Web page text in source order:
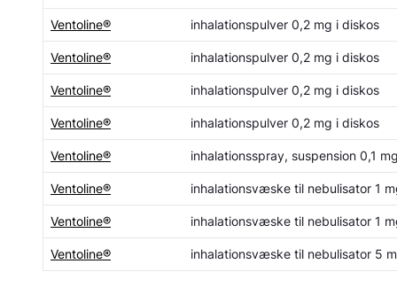
Ventoline® inhalationspulver 0,2 mg i diskos
Ventoline® inhalationspulver 0,2 mg i diskos
Ventoline® inhalationspulver 0,2 mg i diskos
Ventoline® inhalationspulver 0,2 mg i diskos
Ventoline® inhalationsspray, suspension 0,1
Ventoline® inhalationsvæske til nebulisator 1
Ventoline® inhalationsvæske til nebulisator 1
Ventoline® inhalationsvæske til nebulisator 5